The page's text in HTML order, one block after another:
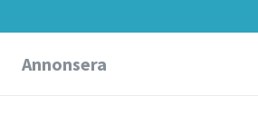
Annonsera